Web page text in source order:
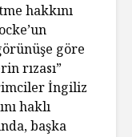
hakkını
göre
rızası”
İngiliz
haklı
başka